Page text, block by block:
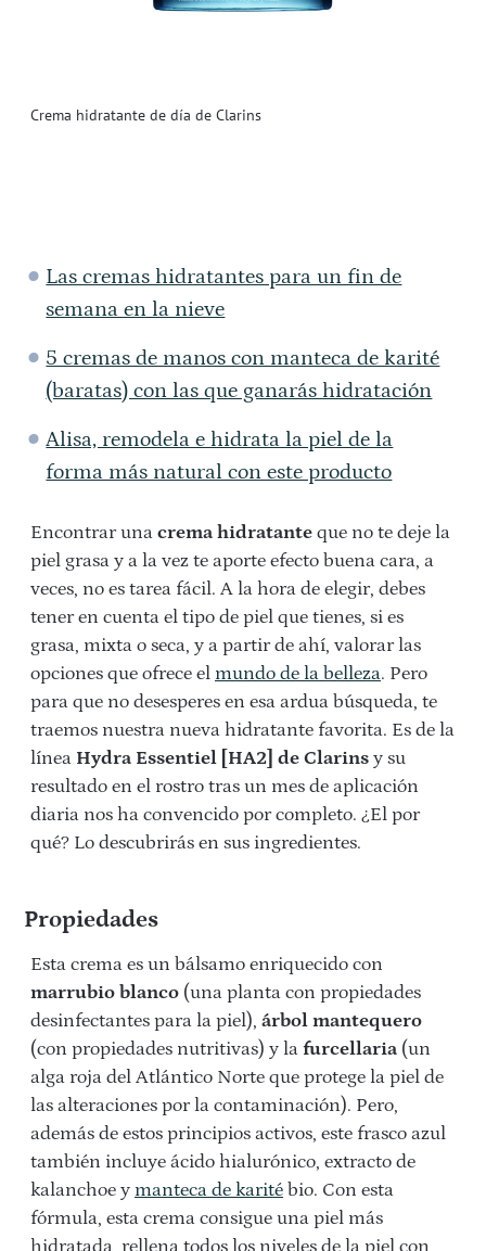
Crema hidratante de día de Clarins
Las cremas hidratantes para un fin de
semana en la nieve
5 cremas de manos con manteca de karité
(baratas) con las que ganarás hidratación
Alisa, remodela e hidrata la piel de la
forma más natural con este producto
Encontrar una crema hidratante que no te deje la
piel grasa y a la vez te aporte efecto buena cara, a
veces, no es tarea fácil. A la hora de elegir, debes
tener en cuenta el tipo de piel que tienes, si es
grasa, mixta o seca, y a partir de ahí, valorar las
opciones que ofrece el mundo de la belleza. Pero
para que no desesperes en esa ardua búsqueda, te
traemos nuestra nueva hidratante favorita. Es de la
línea Hydra Essentiel [HA2] de Clarins y su
resultado en el rostro tras un mes de aplicación
diaria nos ha convencido por completo. ¿El por
qué? Lo descubrirás en sus ingredientes.
Propiedades
Esta crema es un bálsamo enriquecido con
marrubio blanco (una planta con propiedades
desinfectantes para la piel), árbol mantequero
(con propiedades nutritivas) y la furcellaria (un
alga roja del Atlántico Norte que protege la piel de
las alteraciones por la contaminación). Pero,
además de estos principios activos, este frasco azul
también incluye ácido hialurónico, extracto de
kalanchoe y manteca de karité bio. Con esta
fórmula, esta crema consigue una piel más
hidratada, rellena todos los niveles de la piel con